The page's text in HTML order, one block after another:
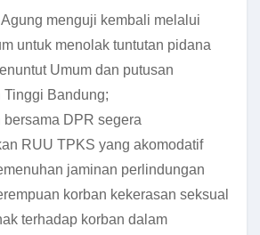
menguji kembali melalui
untuk menolak tuntutan pidana
Umum dan putusan
Tinggi Bandung;
bersama DPR segera
RUU TPKS yang akomodatif
jaminan perlindungan
korban kekerasan seksual
terhadap korban dalam